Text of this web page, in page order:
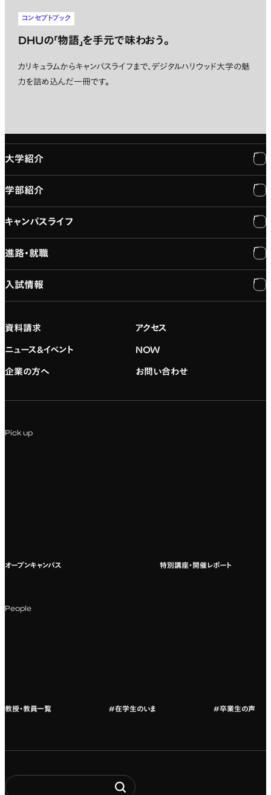
コンセプトブック
DHUの「物語」を手元で味わおう。
カリキュラムからキャンパスライフまで、デジタルハリウッド大学の魅
力を詰め込んだ一冊です。
大学紹介
大学紹介
学長メッセージ
大学概要と組織図
建学の精神
デジタルハリウッド校友会
学部紹介
学部紹介
専門：3DCG・VFX
専門：ゲーム・プログラミング
専門：グラフィックデザイン
海外への留学
キャンパスライフ
キャンパスライフ
施設紹介
進路・就職
進路・就職
就職実績
入試情報
アドミッション・ポリシー
資料請求 アクセス
ニュース&イベント NOW
企業の方へ お問い合わせ
Pick up
オープンキャンパス 特別講座・開催レポート
People
教授・教員一覧 #在学生のいま #卒業生の声